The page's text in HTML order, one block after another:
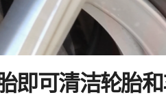
即可清洁轮胎